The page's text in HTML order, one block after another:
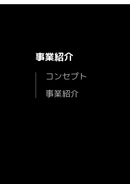
事業紹介
コンセプト
事業紹介